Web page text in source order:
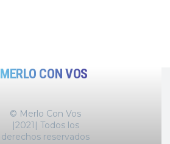
MERLO CON VOS
© Merlo Con Vos
|2021| Todos los
derechos reservados